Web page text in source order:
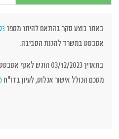
באתר בוצע סקר בהתאם להיתר מספר
אסבסט במשרד להגנת הסביבה.
בתאריך 03/12/2023
מסכם הכולל אישור אכלוס, לעיון בדו"ח